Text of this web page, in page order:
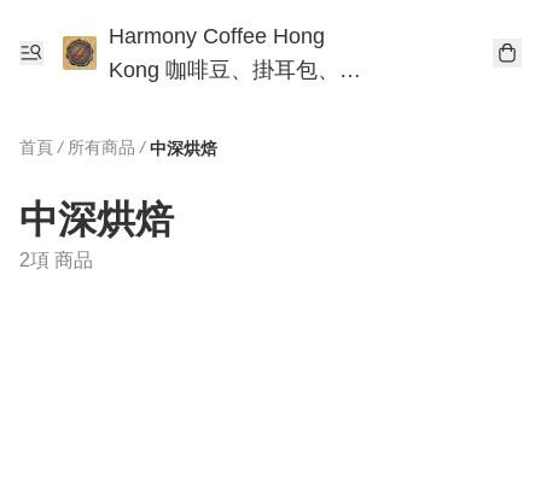
Harmony Coffee Hong
Kong 咖啡豆、掛耳包、手
首頁 / 所有商品 / 中深烘焙
中深烘焙
2項 商品